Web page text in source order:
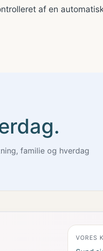
af en
familie og hverdag
VORES